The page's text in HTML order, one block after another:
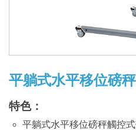
平躺式水平移位磅秤
特色：
平躺式水平移位磅秤觸控